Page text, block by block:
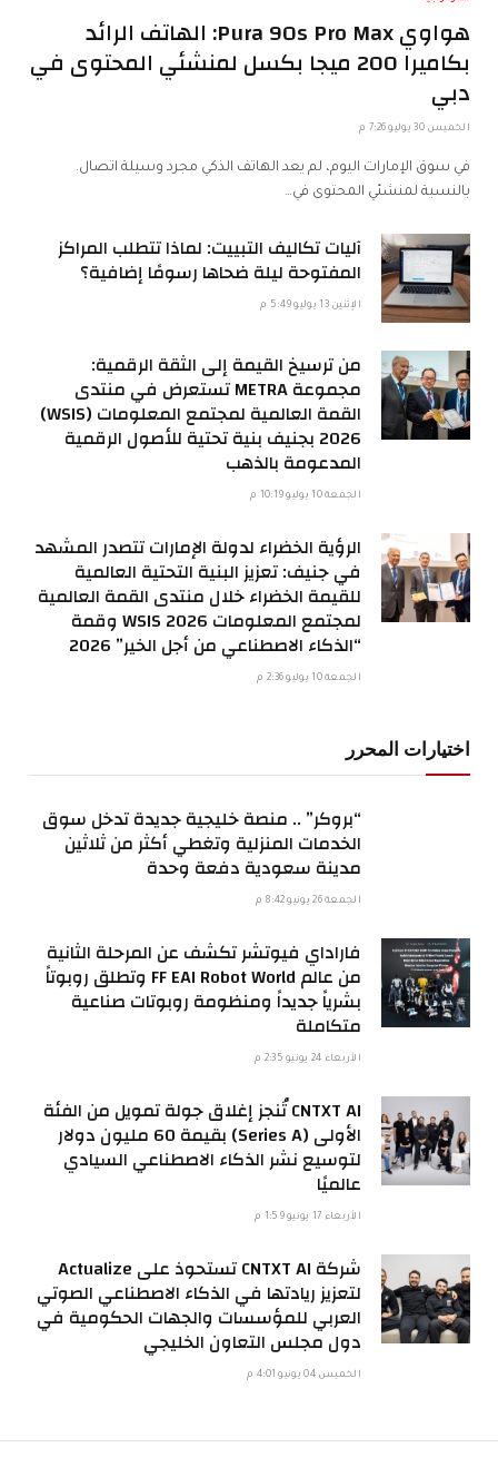
هواوي Pura 90s Pro Max: الهاتف الرائد
بكاميرا 200 ميجا بكسل لمنشئي المحتوى في
دبي
الخميس 30 يوليو 7:26 م
في سوق الإمارات اليوم، لم يعد الهاتف الذكي مجرد وسيلة اتصال.
بالنسبة لمنشئي المحتوى في…
آليات تكاليف التبييت: لماذا تتطلب المراكز
المفتوحة ليلة ضحاها رسومًا إضافية؟
الإثنين 13 يوليو 5:49 م
من ترسيخ القيمة إلى الثقة الرقمية:
مجموعة METRA تستعرض في منتدى
القمة العالمية لمجتمع المعلومات (WSIS)
2026 بجنيف بنية تحتية للأصول الرقمية
المدعومة بالذهب
الجمعة 10 يوليو 10:19 م
الرؤية الخضراء لدولة الإمارات تتصدر المشهد
في جنيف: تعزيز البنية التحتية العالمية
للقيمة الخضراء خلال منتدى القمة العالمية
لمجتمع المعلومات WSIS 2026 وقمة
“الذكاء الاصطناعي من أجل الخير” 2026
الجمعة 10 يوليو 2:36 م
اختيارات المحرر
“بروكر” .. منصة خليجية جديدة تدخل سوق
الخدمات المنزلية وتغطي أكثر من ثلاثين
مدينة سعودية دفعة وحدة
الجمعة 26 يونيو 8:42 م
فاراداي فيوتشر تكشف عن المرحلة الثانية
من عالم FF EAI Robot World وتطلق روبوتاً
بشرياً جديداً ومنظومة روبوتات صناعية
متكاملة
الأربعاء 24 يونيو 2:35 م
CNTXT AI تُنجز إغلاق جولة تمويل من الفئة
الأولى (Series A) بقيمة 60 مليون دولار
لتوسيع نشر الذكاء الاصطناعي السيادي
عالميًا
الأربعاء 17 يونيو 1:59 م
شركة CNTXT AI تستحوذ على Actualize
لتعزيز ريادتها في الذكاء الاصطناعي الصوتي
العربي للمؤسسات والجهات الحكومية في
دول مجلس التعاون الخليجي
الخميس 04 يونيو 4:01 م